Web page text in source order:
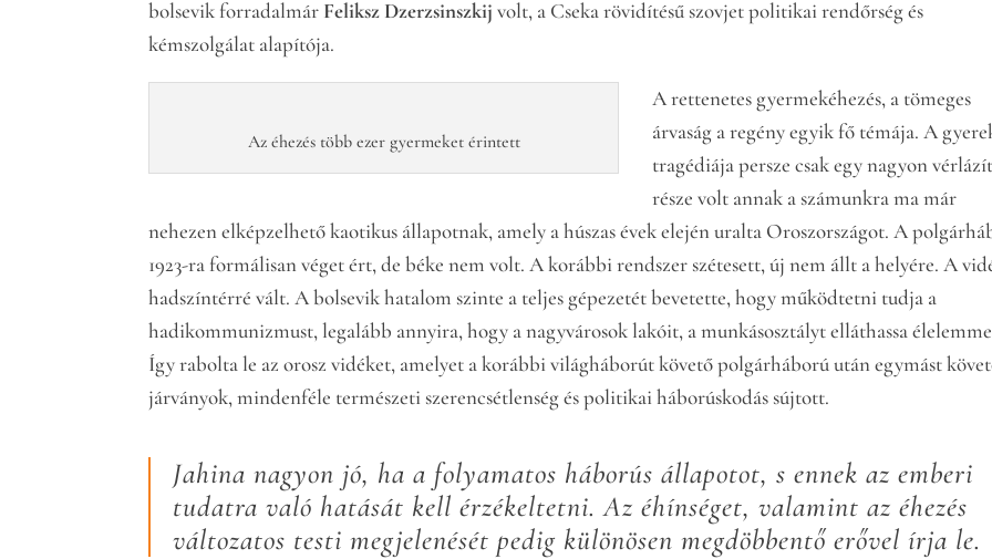
bolsevik forradalmár Feliksz Dzerzsinszkij volt, a Cseka rövidítésű szovjet politikai rendőrség és
kémszolgálat alapítója.
Az éhezés több ezer gyermeket érintett
A rettenetes gyermekéhezés, a tömeges
árvaság a regény egyik fő témája. A
tragédiája persze csak egy nagyon
része volt annak a számunkra ma már
nehezen elképzelhető kaotikus állapotnak, amely a húszas évek elején uralta Oroszországot. A
1923-ra formálisan véget ért, de béke nem volt. A korábbi rendszer szétesett, új nem állt a helyére. A
hadszíntérré vált. A bolsevik hatalom szinte a teljes gépezetét bevetette, hogy működtetni tudja a
hadikommunizmust, legalább annyira, hogy a nagyvárosok lakóit, a munkásosztályt elláthassa
Így rabolta le az orosz vidéket, amelyet a korábbi világháborút követő polgárháború után egymást
járványok, mindenféle természeti szerencsétlenség és politikai háborúskodás sújtott.
Jahina nagyon jó, ha a folyamatos háborús állapotot, s ennek az emberi
tudatra való hatását kell érzékeltetni. Az éhínséget, valamint az éhezés
változatos testi megjelenését pedig különösen megdöbbentő erővel írja le.